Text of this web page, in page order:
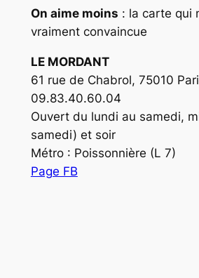
On aime moins : la carte qui
vraiment convaincue
LE MORDANT
61 rue de Chabrol, 75010
09.83.40.60.04
Ouvert du lundi au samedi,
samedi) et soir
Métro : Poissonnière (L 7)
Page FB